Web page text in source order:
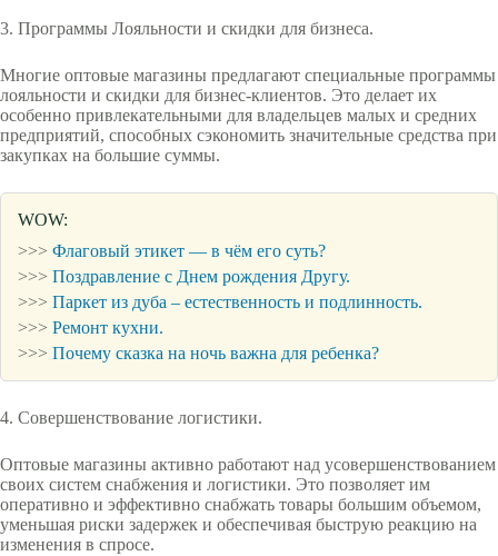
3. Программы Лояльности и скидки для бизнеса.
Многие оптовые магазины предлагают специальные программы
лояльности и скидки для бизнес-клиентов. Это делает их
особенно привлекательными для владельцев малых и средних
предприятий, способных сэкономить значительные средства при
закупках на большие суммы.
WOW:
>>> Флаговый этикет — в чём его суть?
>>> Поздравление с Днем рождения Другу.
>>> Паркет из дуба – естественность и подлинность.
>>> Ремонт кухни.
>>> Почему сказка на ночь важна для ребенка?
4. Совершенствование логистики.
Оптовые магазины активно работают над усовершенствованием
своих систем снабжения и логистики. Это позволяет им
оперативно и эффективно снабжать товары большим объемом,
уменьшая риски задержек и обеспечивая быструю реакцию на
изменения в спросе.